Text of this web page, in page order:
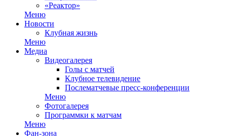
«Реактор»
Меню
Новости
Клубная жизнь
Меню
Медиа
Видеогалерея
Голы с матчей
Клубное телевидение
Послематчевые пресс-конференции
Меню
Фотогалерея
Программки к матчам
Меню
Фан-зона